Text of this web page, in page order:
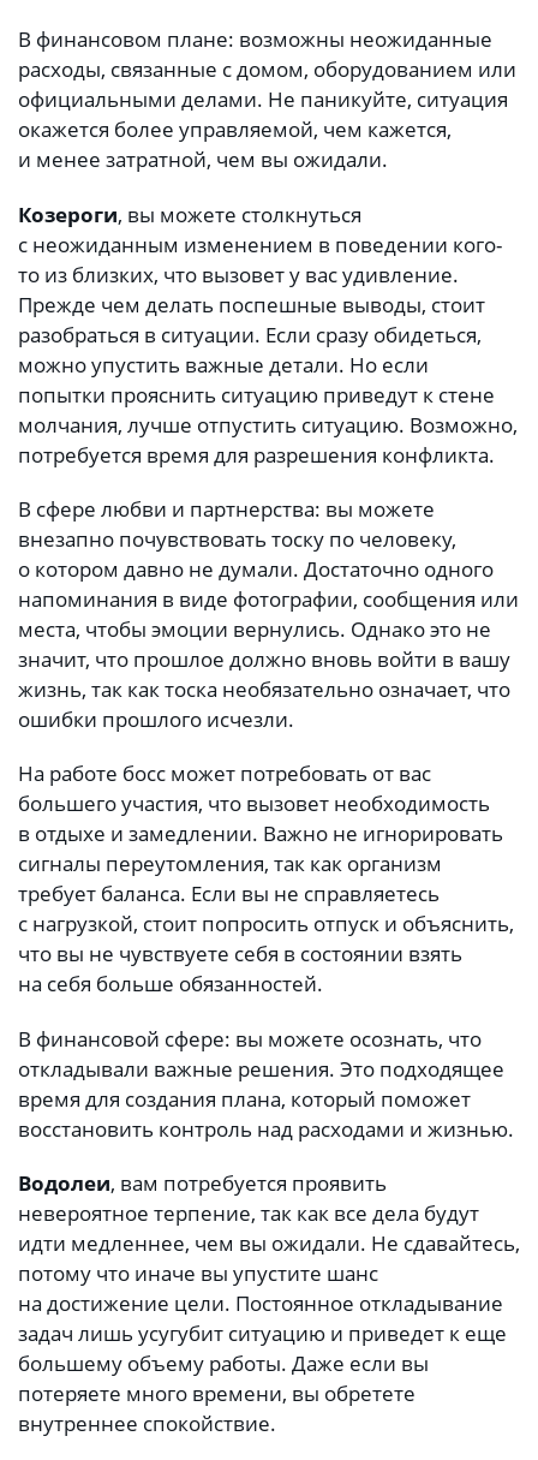
В финансовом плане: возможны неожиданные
расходы, связанные с домом, оборудованием или
официальными делами. Не паникуйте, ситуация
окажется более управляемой, чем кажется,
и менее затратной, чем вы ожидали.
Козероги, вы можете столкнуться
с неожиданным изменением в поведении кого-
то из близких, что вызовет у вас удивление.
Прежде чем делать поспешные выводы, стоит
разобраться в ситуации. Если сразу обидеться,
можно упустить важные детали. Но если
попытки прояснить ситуацию приведут к стене
молчания, лучше отпустить ситуацию. Возможно,
потребуется время для разрешения конфликта.
В сфере любви и партнерства: вы можете
внезапно почувствовать тоску по человеку,
о котором давно не думали. Достаточно одного
напоминания в виде фотографии, сообщения или
места, чтобы эмоции вернулись. Однако это не
значит, что прошлое должно вновь войти в вашу
жизнь, так как тоска необязательно означает, что
ошибки прошлого исчезли.
На работе босс может потребовать от вас
большего участия, что вызовет необходимость
в отдыхе и замедлении. Важно не игнорировать
сигналы переутомления, так как организм
требует баланса. Если вы не справляетесь
с нагрузкой, стоит попросить отпуск и объяснить,
что вы не чувствуете себя в состоянии взять
на себя больше обязанностей.
В финансовой сфере: вы можете осознать, что
откладывали важные решения. Это подходящее
время для создания плана, который поможет
восстановить контроль над расходами и жизнью.
Водолеи, вам потребуется проявить
невероятное терпение, так как все дела будут
идти медленнее, чем вы ожидали. Не сдавайтесь,
потому что иначе вы упустите шанс
на достижение цели. Постоянное откладывание
задач лишь усугубит ситуацию и приведет к еще
большему объему работы. Даже если вы
потеряете много времени, вы обретете
внутреннее спокойствие.